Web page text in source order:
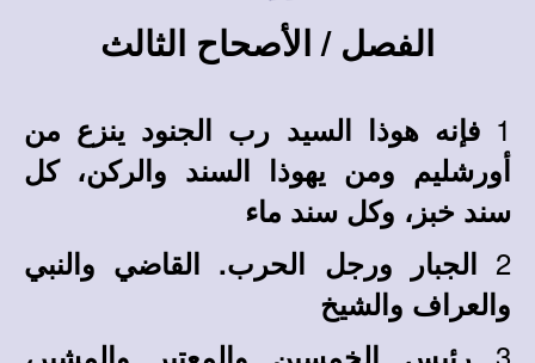
الفصل / الأصحاح الثالث
1 فإنه هوذا السيد رب الجنود ينزع من
أورشليم ومن يهوذا السند والركن، كل
سند خبز، وكل سند ماء
2 الجبار ورجل الحرب. القاضي والنبي
والعراف والشيخ